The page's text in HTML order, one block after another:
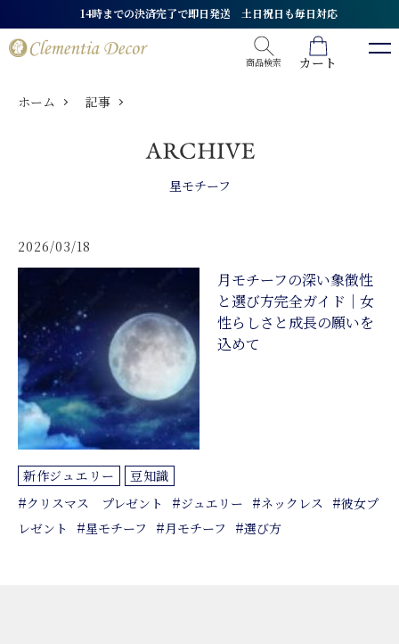
14時までの決済完了で即日発送 土日祝日も毎日対応
商品検索 カート
ホーム 記事
星モチーフ
2026/03/18
月モチーフの深い象徴性
と選び方完全ガイド｜女
性らしさと成長の願いを
込めて
新作ジュエリー 豆知識
#クリスマス プレゼント #ジュエリー #ネックレス #彼女プ
レゼント
#星モチーフ #月モチーフ #選び方